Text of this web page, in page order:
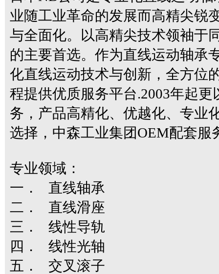
业随工业革命的发展而高精尖锐
与全面化。以高精尖技术领袖于
的主要首选。作为直线运动轴承
化直线运动技术与创新，全方位
程提供优质服务平台.2003年起
务，产品高精化、优越化、专业
选择，中森工业集团OEM配套
专业领域：
一． 直线轴承
二． 直线滑座
三． 线性导轨
四． 线性光轴
五． 交叉滚子